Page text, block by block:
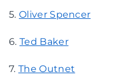
5. Oliver Spencer
6. Ted Baker
7. The Outnet